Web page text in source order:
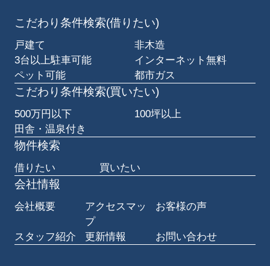
こだわり条件検索(借りたい)
戸建て
非木造
3台以上駐車可能
インターネット無料
ペット可能
都市ガス
こだわり条件検索(買いたい)
500万円以下
100坪以上
田舎・温泉付き
物件検索
借りたい 買いたい
会社情報
会社概要
アクセスマッ
プ
お客様の声
スタッフ紹介 更新情報 お問い合わせ